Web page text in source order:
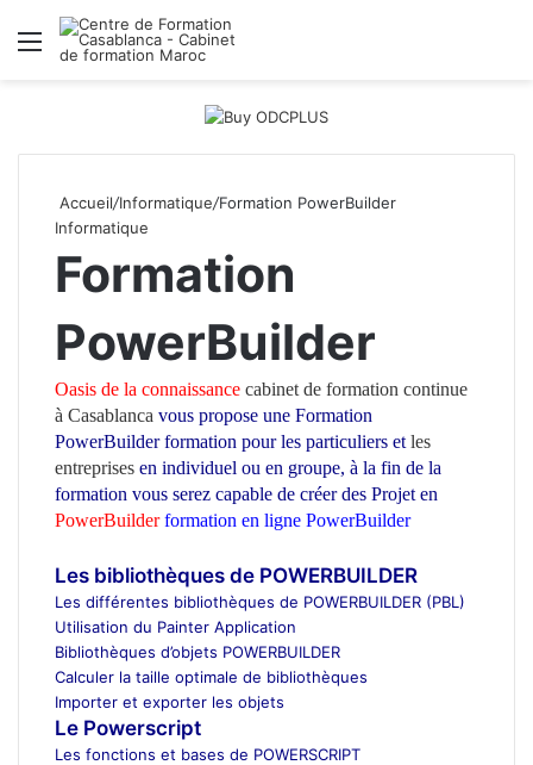
Menu
Accueil/Informatique/Formation PowerBuilder
Informatique
Formation
PowerBuilder
Oasis de la connaissance cabinet de formation continue
à Casablanca vous propose une Formation
PowerBuilder formation pour les particuliers et les
entreprises en individuel ou en groupe, à la fin de la
formation vous serez capable de créer des Projet en
PowerBuilder formation en ligne PowerBuilder
Les bibliothèques de POWERBUILDER
Les différentes bibliothèques de POWERBUILDER (PBL)
Utilisation du Painter Application
Bibliothèques d’objets POWERBUILDER
Calculer la taille optimale de bibliothèques
Importer et exporter les objets
Le Powerscript
Les fonctions et bases de POWERSCRIPT